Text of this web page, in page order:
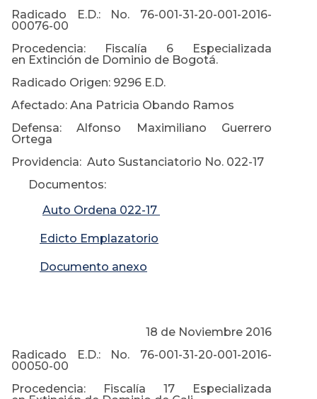
Radicado E.D.: No. 76-001-31-20-001-2016-
00076-00
Procedencia: Fiscalía 6 Especializada
en Extinción de Dominio de Bogotá.
Radicado Origen: 9296 E.D.
Afectado: Ana Patricia Obando Ramos
Defensa: Alfonso Maximiliano Guerrero
Ortega
Providencia: Auto Sustanciatorio No. 022-17
Documentos:
Auto Ordena 022-17
Edicto Emplazatorio
Documento anexo
18 de Noviembre 2016
Radicado E.D.: No. 76-001-31-20-001-2016-
00050-00
Procedencia: Fiscalía 17 Especializada